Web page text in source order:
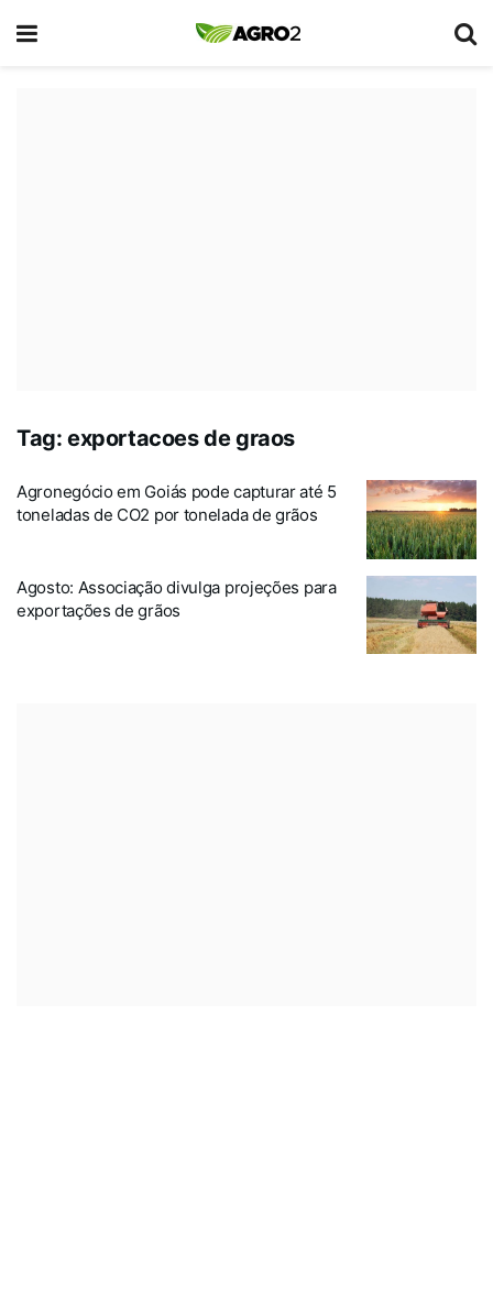
Tag: exportacoes de graos
Agronegócio em Goiás pode capturar até 5
toneladas de CO2 por tonelada de grãos
Agosto: Associação divulga projeções para
exportações de grãos